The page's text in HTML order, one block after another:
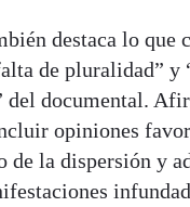
destaca lo que
de pluralidad” y
del documental.
opiniones
de la dispersión y